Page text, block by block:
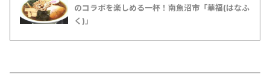
のコラボを楽しめる一杯！南魚沼市「華福(はなふ
く)」